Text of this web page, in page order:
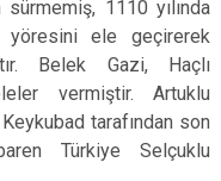
1110 yılında
ele geçirerek
Belek Gazi, Haçlı
vermiştir. Artuklu
tarafından son
Türkiye Selçuklu